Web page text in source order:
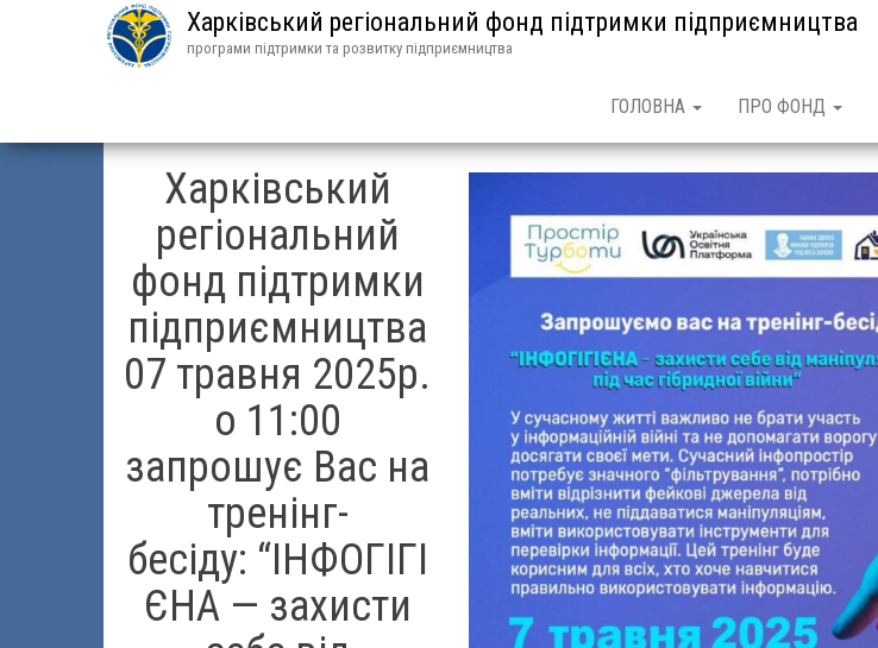
Харківський регіональний фонд підтримки підприємництва
програми підтримки та розвитку підприємництва
ГОЛОВНА ПРО ФОНД
Харківський
регіональний
фонд підтримки
підприємництва
07 травня 2025р.
о 11:00
запрошує Вас на
тренінг-
бесіду: “ІНФОГІГІ
ЄНА — захисти